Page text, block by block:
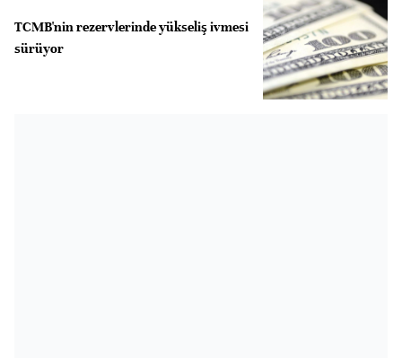
TCMB'nin rezervlerinde yükseliş ivmesi
sürüyor